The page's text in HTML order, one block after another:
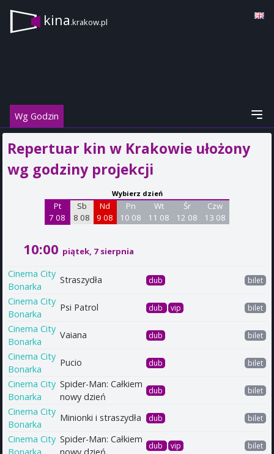
kina.krakow.pl
Wg Godzin
Repertuar kin w Krakowie ułożony
wg godziny projekcji
Wybierz dzień
Pt
7 08
Sb
8 08
Nd
9 08
Pn
10 08
Wt
11 08
Śr
12 08
Czw
13 08
10:00 piątek, 7 sierpnia
Cinema City
Bonarka
Straszydła dub bilet
Cinema City
Bonarka
Psi Patrol dub vip bilet
Cinema City
Bonarka
Vaiana dub bilet
Cinema City
Bonarka
Pucio dub bilet
Cinema City
Bonarka
Spider-Man: Całkiem
nowy dzień
dub bilet
Cinema City
Bonarka
Minionki i straszydła dub bilet
Cinema City Spider-Man: Całkiem
dub vip bilet